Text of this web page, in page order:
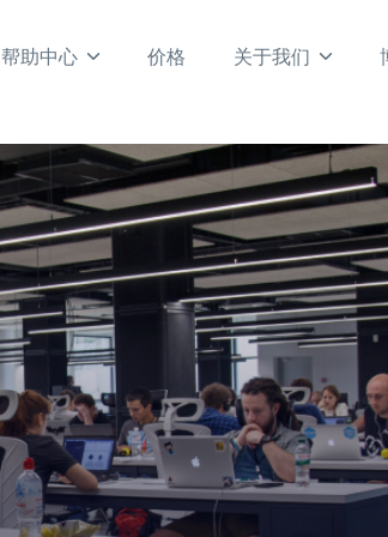
帮助中心 价格 关于我们